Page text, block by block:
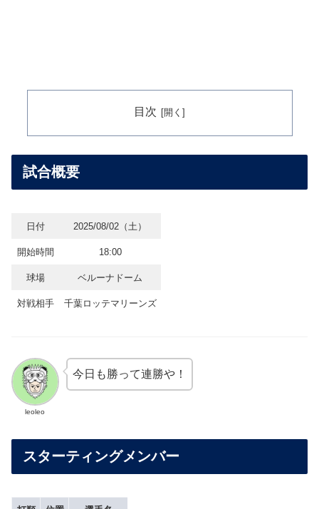
目次
試合概要
日付 2025/08/02（土）
開始時間 18:00
球場 ベルーナドーム
対戦相手 千葉ロッテマリーンズ
leoleo
今日も勝って連勝や！
スターティングメンバー